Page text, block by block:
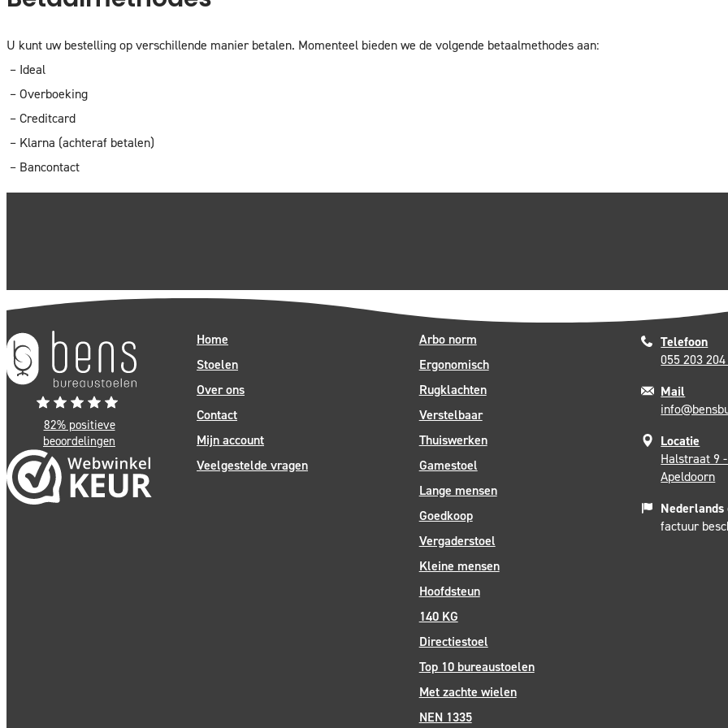
U kunt uw bestelling op verschillende manier betalen. Momenteel bieden we de volgende betaalmethodes aan:
– Ideal
– Overboeking
– Creditcard
– Klarna (achteraf betalen)
– Bancontact
82% positieve
beoordelingen
Home
Stoelen
Over ons
Contact
Mijn account
Veelgestelde vragen
Arbo norm
Ergonomisch
Rugklachten
Verstelbaar
Thuiswerken
Gamestoel
Lange mensen
Goedkoop
Vergaderstoel
Kleine mensen
Hoofdsteun
140 KG
Directiestoel
Top 10 bureaustoelen
Met zachte wielen
NEN 1335
Telefoon
055 203
Mail
Locatie
Halstraat 9
Apeldoorn
Nederlands
factuur